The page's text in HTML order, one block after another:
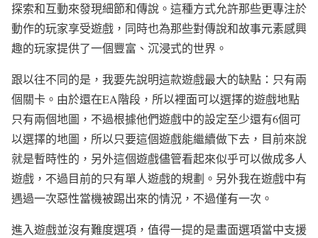
探索和互動來發現細節和傳說。這種方式允許那些更專注於
動作的玩家享受遊戲，同時也為那些對傳說和故事元素感興
趣的玩家提供了一個豐富、沉浸式的世界。
跟以往不同的是，我要先說明這款遊戲最大的缺點：只有兩
個關卡。由於還在EA階段，所以裡面可以選擇的遊戲地點
只有兩個地圖，不過根據他們遊戲中的設定至少還有6個可
以選擇的地圖，所以只要這個遊戲能繼續做下去，目前來說
就是暫時性的，另外這個遊戲儘管看起來似乎可以做成多人
遊戲，不過目前的只有單人遊戲的規劃。另外我在遊戲中有
遇過一次惡性當機被踢出來的情況，不過僅有一次。
進入遊戲並沒有難度選項，值得一提的是畫面選項當中支援